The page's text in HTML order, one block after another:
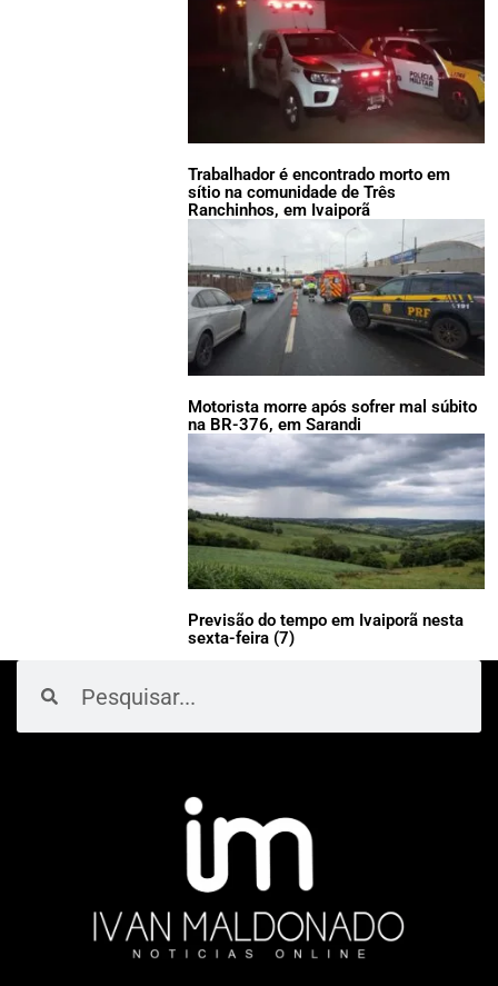
Trabalhador é encontrado morto em
sítio na comunidade de Três
Ranchinhos, em Ivaiporã
Motorista morre após sofrer mal súbito
na BR-376, em Sarandi
Previsão do tempo em Ivaiporã nesta
sexta-feira (7)